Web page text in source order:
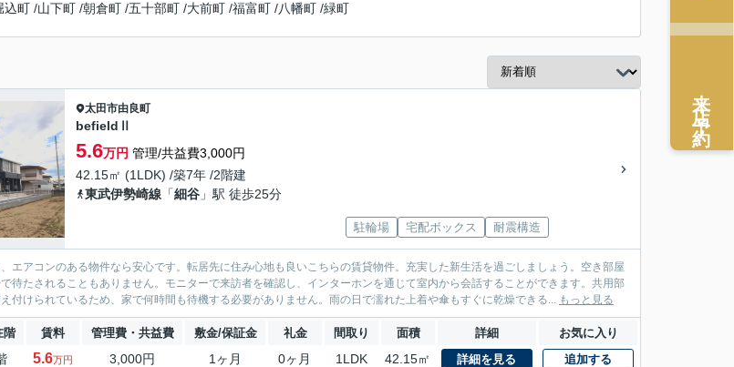
込町 /山下町 /朝倉町 /五十部町 /大前町 /福富町 /八幡町 /緑町
太田市由良町
befieldⅡ
5.6万円 管理/共益費3,000円
42.15㎡ (1LDK) /築7年 /2階建
東武伊勢崎線 「細谷 」駅 徒歩25分
駐輪場 宅配ボックス 耐震構造
エアコンのある物件なら安心です。転居先に住み心地も良いこちらの賃貸物件。充実した新生活を過ごしましょう。空き部屋
待たされることもありません。モニターで来訪者を確認し、インターホンを通じて室内から会話することができます。共用部
付けられているため、家で何時間も待機する必要がありません。雨の日で濡れた上着や傘もすぐに乾燥できる... もっと見る
階 賃料 管理費・共益費 敷金/保証金 礼金 間取り 面積 詳細 お気に入り
5.6万円 3,000円 1ヶ月 0ヶ月 1LDK 42.15㎡ 詳細を見る 追加する
来店予約